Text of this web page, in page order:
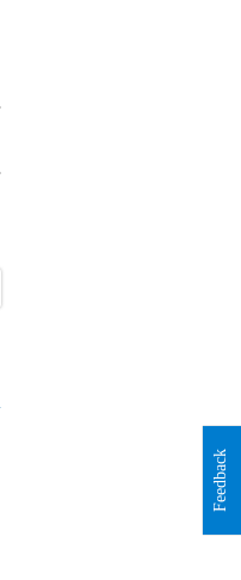
Feedback